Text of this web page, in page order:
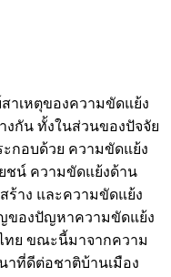
าเหตุของความขัดแย้ง
งกัน ทั้งในส่วนของปัจจัย
กอบด้วย ความขัดแย้ง
ชน์ ความขัดแย้งด้าน
าง และความขัดแย้ง
ของปัญหาความขัดแย้ง
ทย ขณะนี้มาจากความ
าที่ดีต่อชาติบ้านเมือง